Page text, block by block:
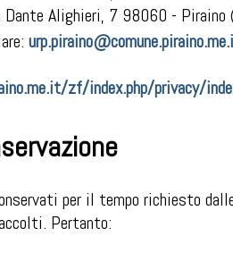
Dante Alighieri, 7 98060 - Piraino
zf/index.php/privacy/
per il tempo richiesto
Pertanto: